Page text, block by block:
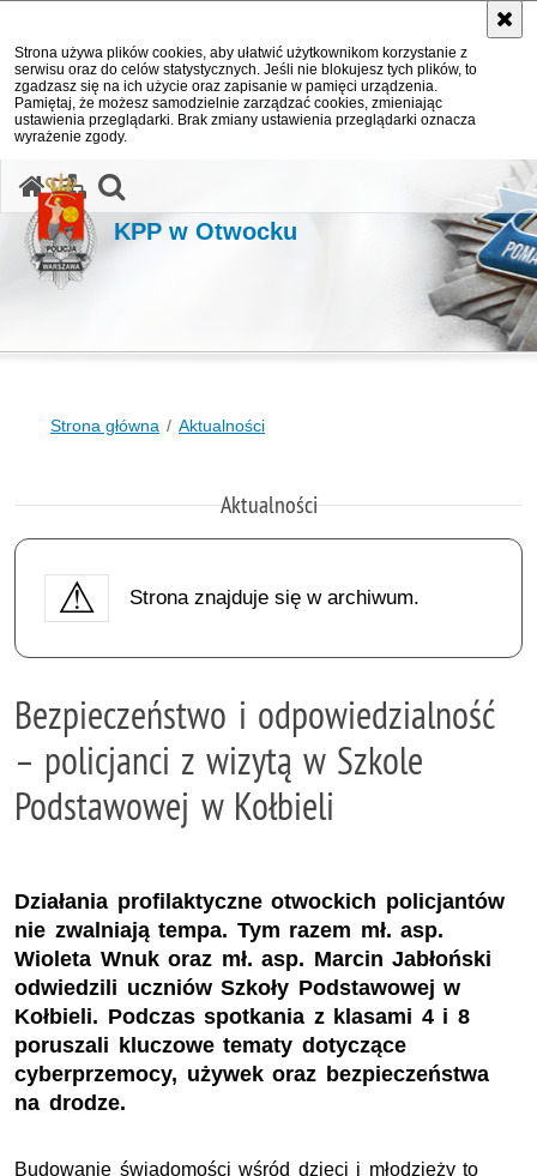
Strona używa plików cookies, aby ułatwić użytkownikom korzystanie z
serwisu oraz do celów statystycznych. Jeśli nie blokujesz tych plików, to
zgadzasz się na ich użycie oraz zapisanie w pamięci urządzenia.
Pamiętaj, że możesz samodzielnie zarządzać cookies, zmieniając
ustawienia przeglądarki. Brak zmiany ustawienia przeglądarki oznacza
wyrażenie zgody.
KPP w Otwocku
Strona główna Aktualności
Aktualności
Strona znajduje się w archiwum.
Bezpieczeństwo i odpowiedzialność
– policjanci z wizytą w Szkole
Podstawowej w Kołbieli
Działania profilaktyczne otwockich policjantów
nie zwalniają tempa. Tym razem mł. asp.
Wioleta Wnuk oraz mł. asp. Marcin Jabłoński
odwiedzili uczniów Szkoły Podstawowej w
Kołbieli. Podczas spotkania z klasami 4 i 8
poruszali kluczowe tematy dotyczące
cyberprzemocy, używek oraz bezpieczeństwa
na drodze.
Budowanie świadomości wśród dzieci i młodzieży to